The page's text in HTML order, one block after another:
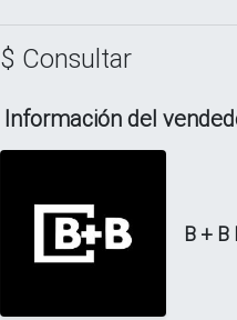
$ Consultar
Información del
B +